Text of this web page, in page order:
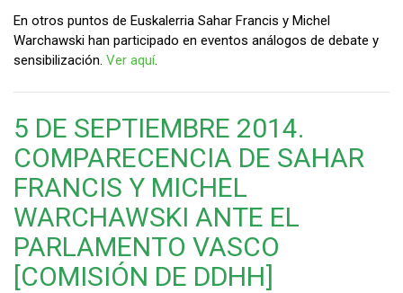
En otros puntos de Euskalerria Sahar Francis y Michel
Warchawski han participado en eventos análogos de debate y
sensibilización. Ver aquí.
5 DE SEPTIEMBRE 2014.
COMPARECENCIA DE SAHAR
FRANCIS Y MICHEL
WARCHAWSKI ANTE EL
PARLAMENTO VASCO
[COMISIÓN DE DDHH]